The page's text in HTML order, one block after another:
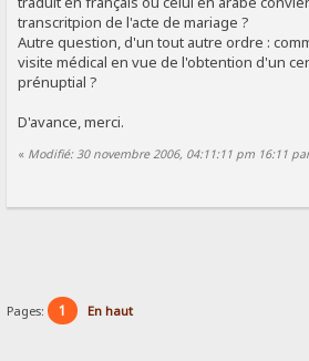
transcritpion de l'acte de mariage ?
Autre question, d'un tout autre ordre :
visite médical en vue de l'obtention d'un
prénuptial ?
D'avance, merci.
« Modifié: 30 novembre 2006, 04:11:11 pm 16:11
Pages: 1 En haut